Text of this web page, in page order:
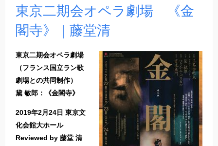
東京二期会オペラ劇場 《金
閣寺》｜藤堂清
東京二期会オペラ劇場
（フランス国立ラン歌
劇場との共同制作）
黛 敏郎：《金閣寺》
2019年2月24日 東京文
化会館大ホール
Reviewed by 藤堂 清